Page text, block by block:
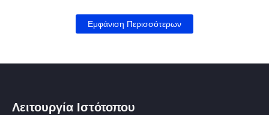
Εμφάνιση Περισσότερων
Λειτουργία Ιστότοπου